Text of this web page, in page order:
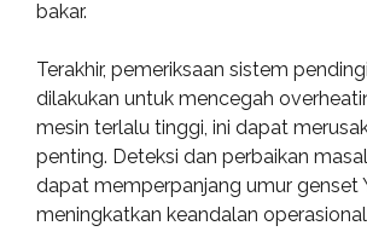
bakar.
Terakhir, pemeriksaan sistem
dilakukan untuk mencegah
mesin terlalu tinggi, ini dapat
penting. Deteksi dan perbaikan
dapat memperpanjang umur genset
meningkatkan keandalan